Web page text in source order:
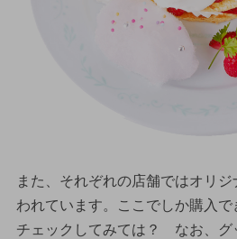
また、それぞれの店舗ではオリ
われています。ここでしか購入
チェックしてみては？ なお、グ